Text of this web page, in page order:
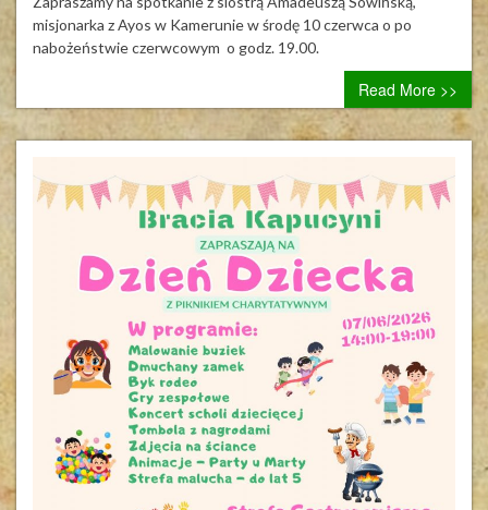
misjonarka z Ayos w Kamerunie w środę 10 czerwca o po
nabożeństwie czerwcowym o godz. 19.00.
Read More >>